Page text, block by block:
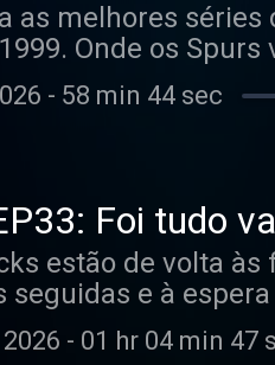
as melhores séries
Onde os
acredita que
- 58 min 44 sec
Foi tudo
estão de volta
seguidas e à
melhor para os
- 01 hr 04 min 47